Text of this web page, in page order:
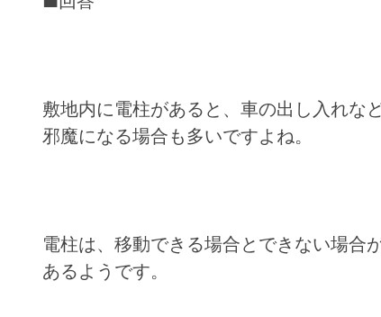
敷地内に電柱があると、車の出し入れな
邪魔になる場合も多いですよね。
電柱は、移動できる場合とできない場合
あるようです。